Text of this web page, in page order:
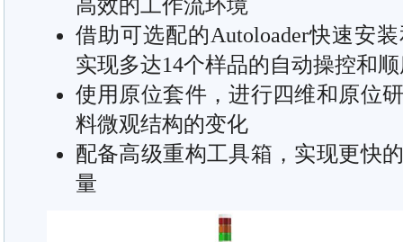
借助可选配的Autoloader快速安
实现多达14个样品的自动操控和
使用原位套件，进行四维和原位
料微观结构的变化
配备高级重构工具箱，实现更快
量